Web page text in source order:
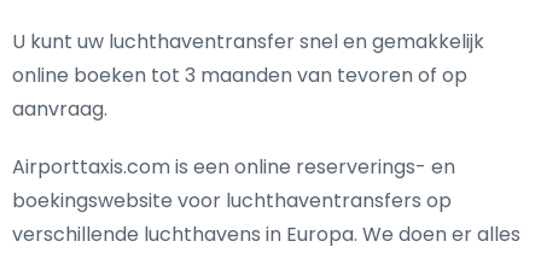
U kunt uw luchthaventransfer snel en gemakkelijk
online boeken tot 3 maanden van tevoren of op
aanvraag.
Airporttaxis.com is een online reserverings- en
boekingswebsite voor luchthaventransfers op
verschillende luchthavens in Europa. We doen er alles